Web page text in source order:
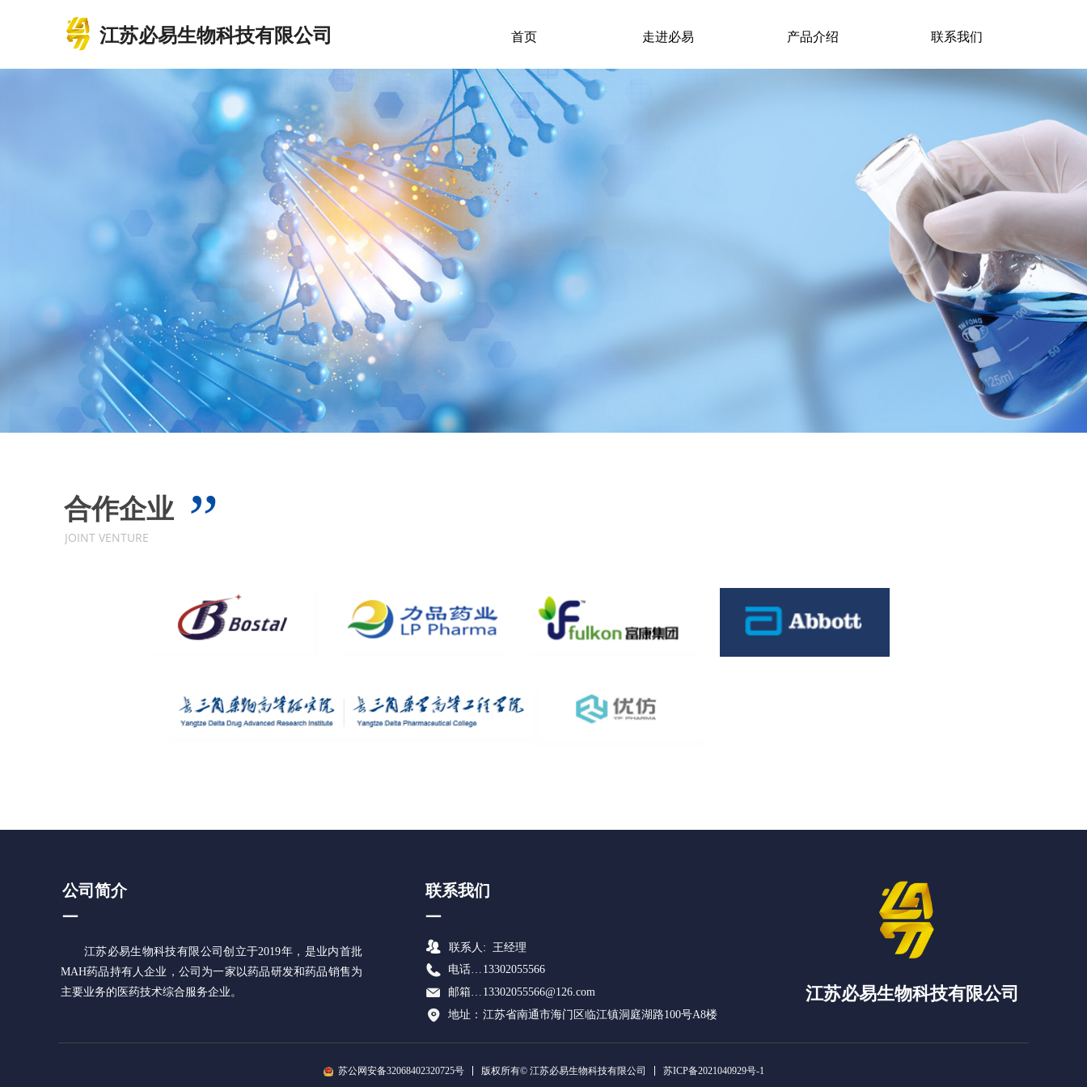
首页 走进必易 产品介绍 联系我们
江苏必易生物科技有限公司
合作企业
JOINT VENTURE ”
公司简介
—
江苏必易生物科技有限公司创立于2019年，是业内首批
MAH药品持有人企业，公司为一家以药品研发和药品销售为
主要业务的医药技术综合服务企业。
联系我们
—
电话：13302055566
13302055566
邮箱：13302055566@126.com
13302055566@126.com
地址： 江苏省南通市海门区临江镇洞庭湖路100号A8楼
江苏必易生物科技有限公司
联系人: 王经理
뀡
苏公网安备32068402320725号 版权所有© 江苏必易生物科技有限公司 苏ICP备2021040929号-1